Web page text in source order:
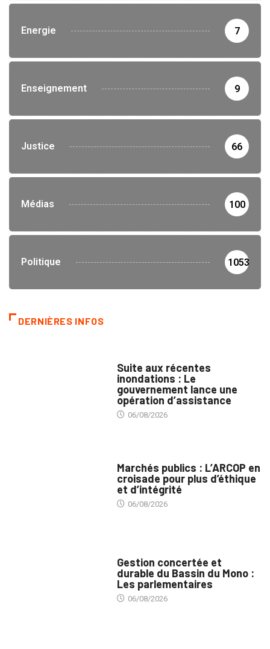
Energie 7
Enseignement 9
Justice 66
Médias 100
Politique 1053
DERNIÈRES INFOS
Suite aux récentes
inondations : Le
gouvernement lance une
opération d’assistance
06/08/2026
Marchés publics : L’ARCOP en
croisade pour plus d’éthique
et d’intégrité
06/08/2026
Gestion concertée et
durable du Bassin du Mono :
Les parlementaires
06/08/2026